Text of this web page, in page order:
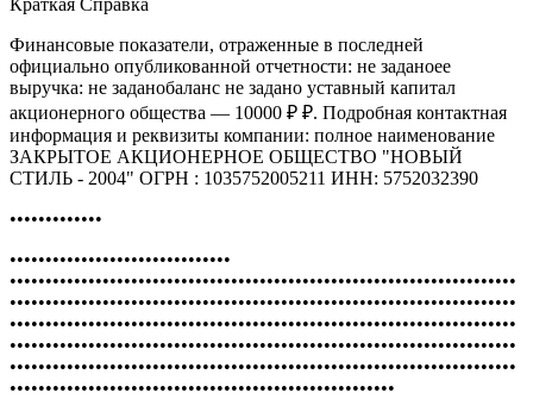
Финансовые показатели, отраженные в последней
официально опубликованной отчетности: не заданоее
выручка: не заданобаланс не задано уставный капитал
акционерного общества — 10000 ₽ ₽. Подробная контактная
информация и реквизиты компании: полное наименование
ЗАКРЫТОЕ АКЦИОНЕРНОЕ ОБЩЕСТВО "НОВЫЙ
СТИЛЬ - 2004" ОГРН : 1035752005211 ИНН: 5752032390
•••••••••••••
•••••••••••••••••••••••••••••••
•••••••••••••••••••••••••••••••••••••••••••••••••••••••••••••••••••••••
•••••••••••••••••••••••••••••••••••••••••••••••••••••••••••••••••••••••
•••••••••••••••••••••••••••••••••••••••••••••••••••••••••••••••••••••••
•••••••••••••••••••••••••••••••••••••••••••••••••••••••••••••••••••••••
•••••••••••••••••••••••••••••••••••••••••••••••••••••••••••••••••••••••
••••••••••••••••••••••••••••••••••••••••••••••••••••••